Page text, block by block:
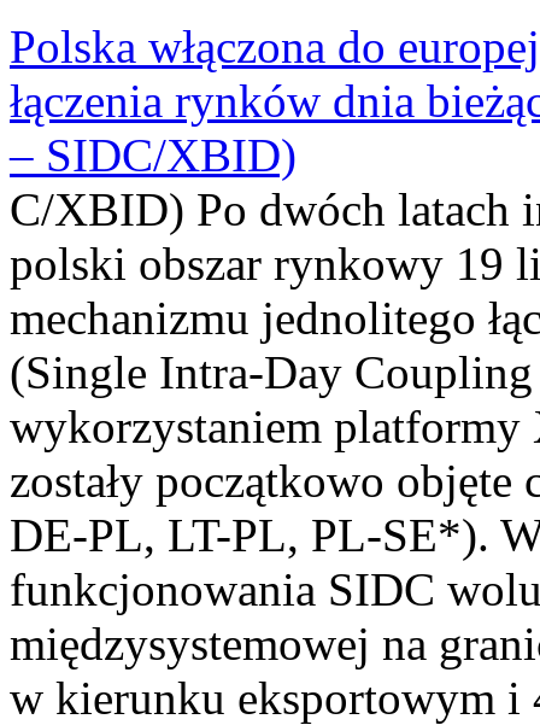
Polska włączona do
łączenia rynków dnia
– SIDC/XBID)
C/XBID) Po dwóch latach
polski obszar rynkowy 19
mechanizmu jednolitego
(Single Intra-Day
wykorzystaniem
zostały początkowo
DE-PL, LT-PL, PL-SE*).
funkcjonowania SIDC
międzysystemowej na
w kierunku eksportowym i